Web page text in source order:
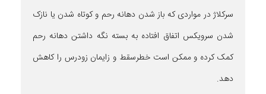
سرکلاژ در مواردی که باز شدن دهانه رحم و کوتاه شدن یا نازک
شدن سرویکس اتفاق افتاده به بسته نگه داشتن دهانه رحم
کمک کرده و ممکن است خطرسقط و زایمان زودرس را کاهش
دهد.